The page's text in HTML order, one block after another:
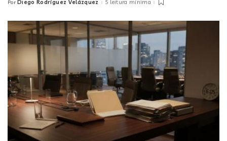
Posted
Por Diego Rodríguez Velázquez 5 leitura mínima